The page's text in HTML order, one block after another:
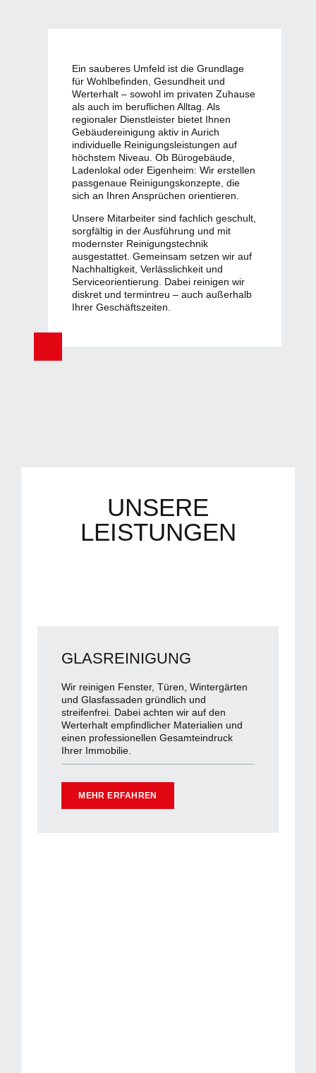
Ein sauberes Umfeld ist die Grundlage
für Wohlbefinden, Gesundheit und
Werterhalt – sowohl im privaten Zuhause
als auch im beruflichen Alltag. Als
regionaler Dienstleister bietet Ihnen
Gebäudereinigung aktiv in Aurich
individuelle Reinigungsleistungen auf
höchstem Niveau. Ob Bürogebäude,
Ladenlokal oder Eigenheim: Wir erstellen
passgenaue Reinigungskonzepte, die
sich an Ihren Ansprüchen orientieren.
Unsere Mitarbeiter sind fachlich geschult,
sorgfältig in der Ausführung und mit
modernster Reinigungstechnik
ausgestattet. Gemeinsam setzen wir auf
Nachhaltigkeit, Verlässlichkeit und
Serviceorientierung. Dabei reinigen wir
diskret und termintreu – auch außerhalb
Ihrer Geschäftszeiten.
UNSERE
LEISTUNGEN
GLASREINIGUNG
Wir reinigen Fenster, Türen, Wintergärten
und Glasfassaden gründlich und
streifenfrei. Dabei achten wir auf den
Werterhalt empfindlicher Materialien und
einen professionellen Gesamteindruck
Ihrer Immobilie.
MEHR ERFAHREN